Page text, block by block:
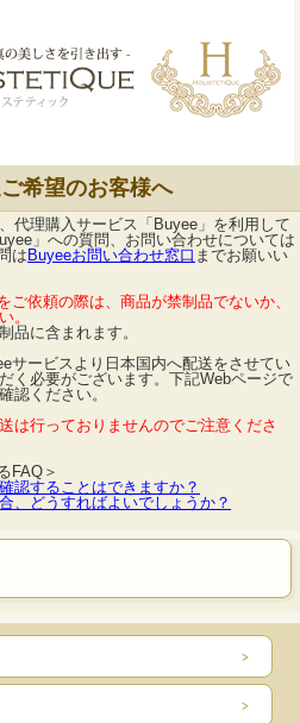
希望のお客様へ
代理購入サービス「Buyee」を利用して
」への質問、お問い合わせについては
は Buyeeお問い合わせ窓口 までお願いい
ご依頼の際は、商品が禁制品でないか、
。
品に含まれます。
サービスより日本国内へ配送をさせてい
く必要がございます。下記Webページで
認ください。
は行っておりませんのでご注意くださ
FAQ＞
認することはできますか？
、どうすればよいでしょうか？